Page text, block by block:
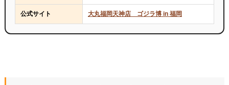
公式サイト 大丸福岡天神店 ゴジラ博 in 福岡